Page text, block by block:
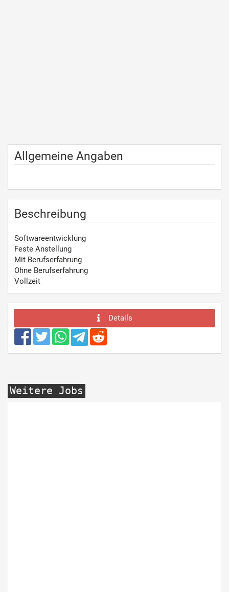
Allgemeine Angaben
Beschreibung
Softwareentwicklung
Feste Anstellung
Mit Berufserfahrung
Ohne Berufserfahrung
Vollzeit
Details
Weitere Jobs